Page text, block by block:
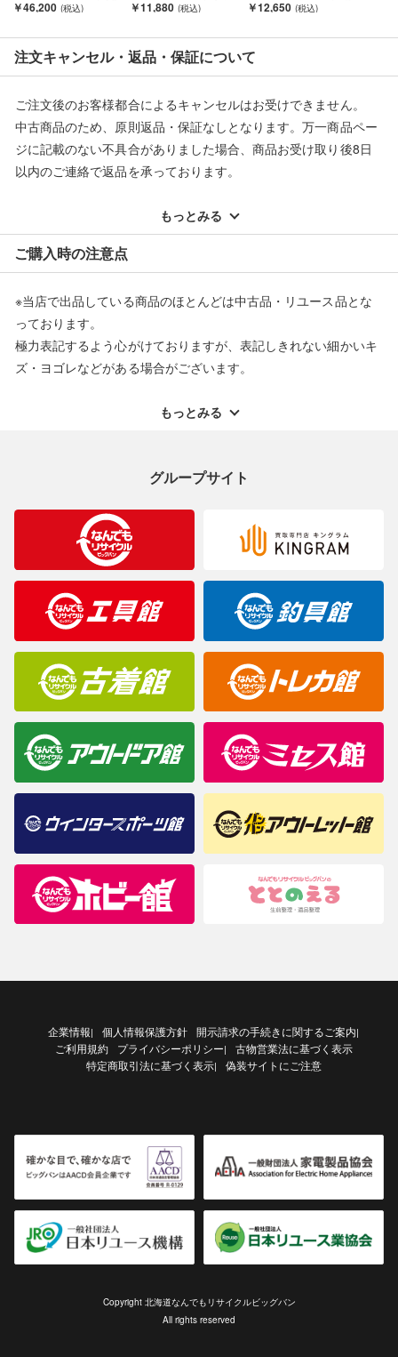
■弊社（株式会社オカモトＲＭＣ）を装った偽装サイトにご注意
ください■
弊社（株式会社オカモトＲＭＣ）の商品画像や文章を無断盗用し
当店とは一切関係がございませんのでご注意ください。
￥46,200 ￥11,880 ￥12,650
注文キャンセル・返品・保証について
ご注文後のお客様都合によるキャンセルはお受けできません。
中古商品のため、原則返品・保証なしとなります。万一商品ペー
ジに記載のない不具合がありました場合、商品お受け取り後8日
以内のご連絡で返品を承っております。
配送料ともに当社負担で対応いたします。
※オンラインストアで購入頂いた商品は、店頭での返品はお受け
できません。また、商品の修理及び交換に関しては承ることがで
返品・交換について
もっとみる
ご購入時の注意点
※当店で出品している商品のほとんどは中古品・リユース品とな
っております。
極力表記するよう心がけておりますが、表記しきれない細かいキ
ズ・ヨゴレなどがある場合がございます。
ご理解くださいますようお願い申し上げます。
合がございますのでご了承ください。
※表記したカラー名は、当社が判断した名称を掲載しています。
製造元が定めたカラー名と異なることもあります。色調などご不
明なことがありましたらご購入前にお問い合わせください。
商品について
もっとみる
グループサイト
企業情報| 個人情報保護方針 開示請求の手続きに関するご案内|
ご利用規約 プライバシーポリシー|
古物営業法に基づく表示
特定商取引法に基づく表示| 偽装サイトにご注意
Copyright 北海道なんでもリサイクルビッグバン
All rights reserved